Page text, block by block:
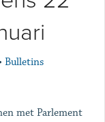
• Bulletins
met Parlement